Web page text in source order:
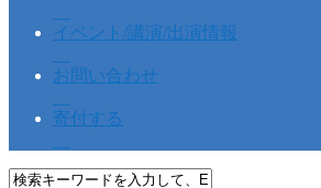
イベント/講演/出演情報
お問い合わせ
寄付する
HOME